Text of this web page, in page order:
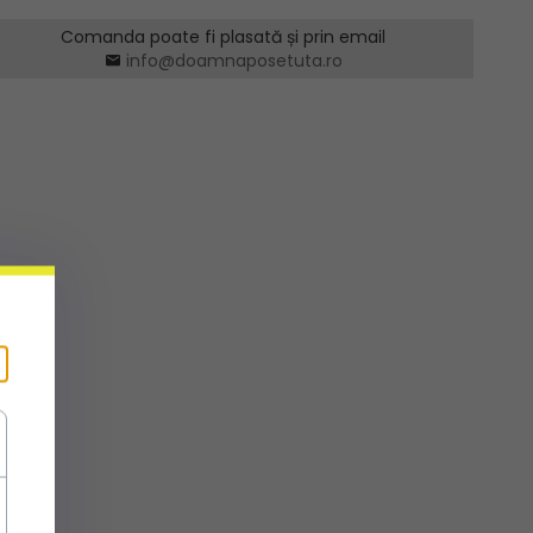
Comanda poate fi plasată și prin email
info@doamnaposetuta.ro